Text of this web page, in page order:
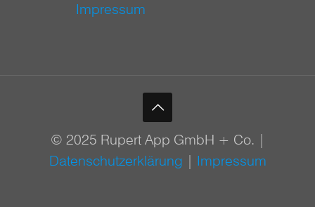
Impressum
© 2025 Rupert App GmbH + Co. |
Datenschutzerklärung | Impressum